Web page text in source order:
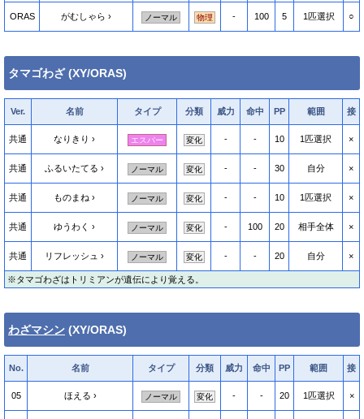
ORAS がむしゃら ノーマル 物理 - 100 5 1匹選択 ○
タマゴわざ (XY/ORAS)
Ver. 名前 タイプ 分類 威力 命中 PP 範囲 接
共通 なりきり エスパー 変化 - - 10 1匹選択 ×
共通 ふるいたてる ノーマル 変化 - - 30 自分 ×
共通 ものまね ノーマル 変化 - - 10 1匹選択 ×
共通 ゆうわく ノーマル 変化 - 100 20 相手全体 ×
共通 リフレッシュ ノーマル 変化 - - 20 自分 ×
※タマゴわざはトリミアンが遺伝により覚える。
わざマシン (XY/ORAS)
No. 名前 タイプ 分類 威力 命中 PP 範囲 接
05 ほえる ノーマル 変化 - - 20 1匹選択 ×